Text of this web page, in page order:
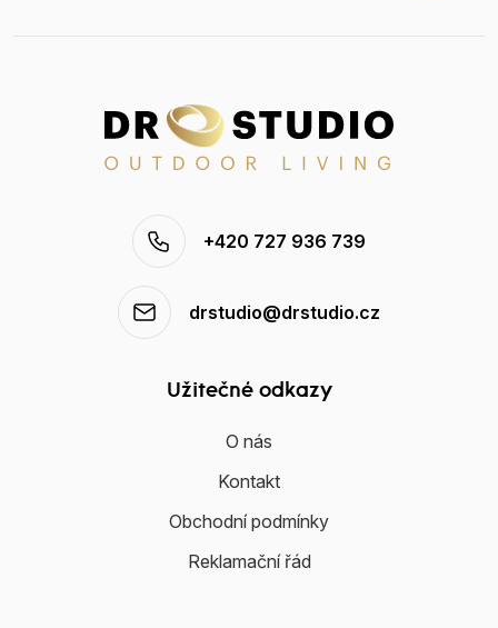
+420 727 936 739
drstudio@drstudio.cz
Užitečné odkazy
O nás
Kontakt
Obchodní podmínky
Reklamační řád